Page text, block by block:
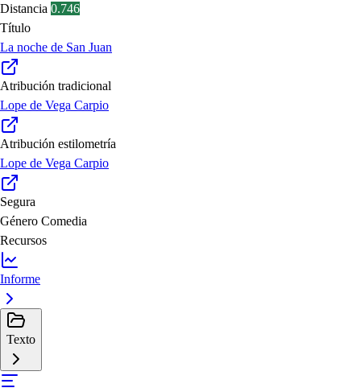
Distancia 0.746
Título
La noche de San Juan
Atribución tradicional
Lope de Vega Carpio
Atribución estilometría
Lope de Vega Carpio
Segura
Género Comedia
Recursos
Informe
Texto